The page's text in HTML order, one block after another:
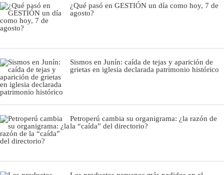
¿Qué pasó en GESTIÓN un día como hoy, 7 de
agosto?
Sismos en Junín: caída de tejas y aparición de
grietas en iglesia declarada patrimonio histórico
Petroperú cambia su organigrama: ¿la razón de
la “caída” del directorio?